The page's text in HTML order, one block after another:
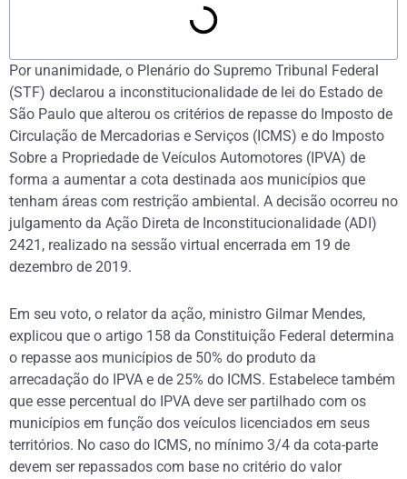
Por unanimidade, o Plenário do Supremo Tribunal Federal
(STF) declarou a inconstitucionalidade de lei do Estado de
São Paulo que alterou os critérios de repasse do Imposto de
Circulação de Mercadorias e Serviços (ICMS) e do Imposto
Sobre a Propriedade de Veículos Automotores (IPVA) de
forma a aumentar a cota destinada aos municípios que
tenham áreas com restrição ambiental. A decisão ocorreu no
julgamento da Ação Direta de Inconstitucionalidade (ADI)
2421, realizado na sessão virtual encerrada em 19 de
dezembro de 2019.
Em seu voto, o relator da ação, ministro Gilmar Mendes,
explicou que o artigo 158 da Constituição Federal determina
o repasse aos municípios de 50% do produto da
arrecadação do IPVA e de 25% do ICMS. Estabelece também
que esse percentual do IPVA deve ser partilhado com os
municípios em função dos veículos licenciados em seus
territórios. No caso do ICMS, no mínimo 3/4 da cota-parte
devem ser repassados com base no critério do valor